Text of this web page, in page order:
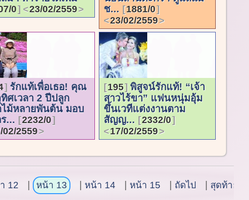
0 23/02/2559
ช...
1881/0
23/02/2559
รักแท้เพื่อเธอ! คุณ
ศเวลา 2 ปีปลูก
ม้หลายพันต้น มอบ
...
2232/0
02/2559
195
พิสูจน์รักแท้! “เจ้า
สาวไร้ขา” แฟนหนุ่มอุ้ม
ขึ้นเวทีแต่งงานตาม
สัญญ...
2332/0
17/02/2559
12 หน้า 13 หน้า 14 หน้า 15 ถัดไป สุดท้าย